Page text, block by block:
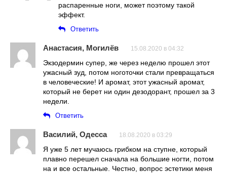
распаренные ноги, может поэтому такой
эффект.
Ответить
Анастасия, Могилёв 15.08.2020 в 04:32
Экзодермин супер, же через неделю прошел этот
ужасный зуд, потом ноготочки стали превращаться
в человеческие! И аромат, этот ужасный аромат,
который не берет ни один дезодорант, прошел за 3
недели.
Ответить
Василий, Одесса 18.08.2020 в 03:29
Я уже 5 лет мучаюсь грибком на ступне, который
плавно перешел сначала на большие ногти, потом
на и все остальные. Честно, вопрос эстетики меня